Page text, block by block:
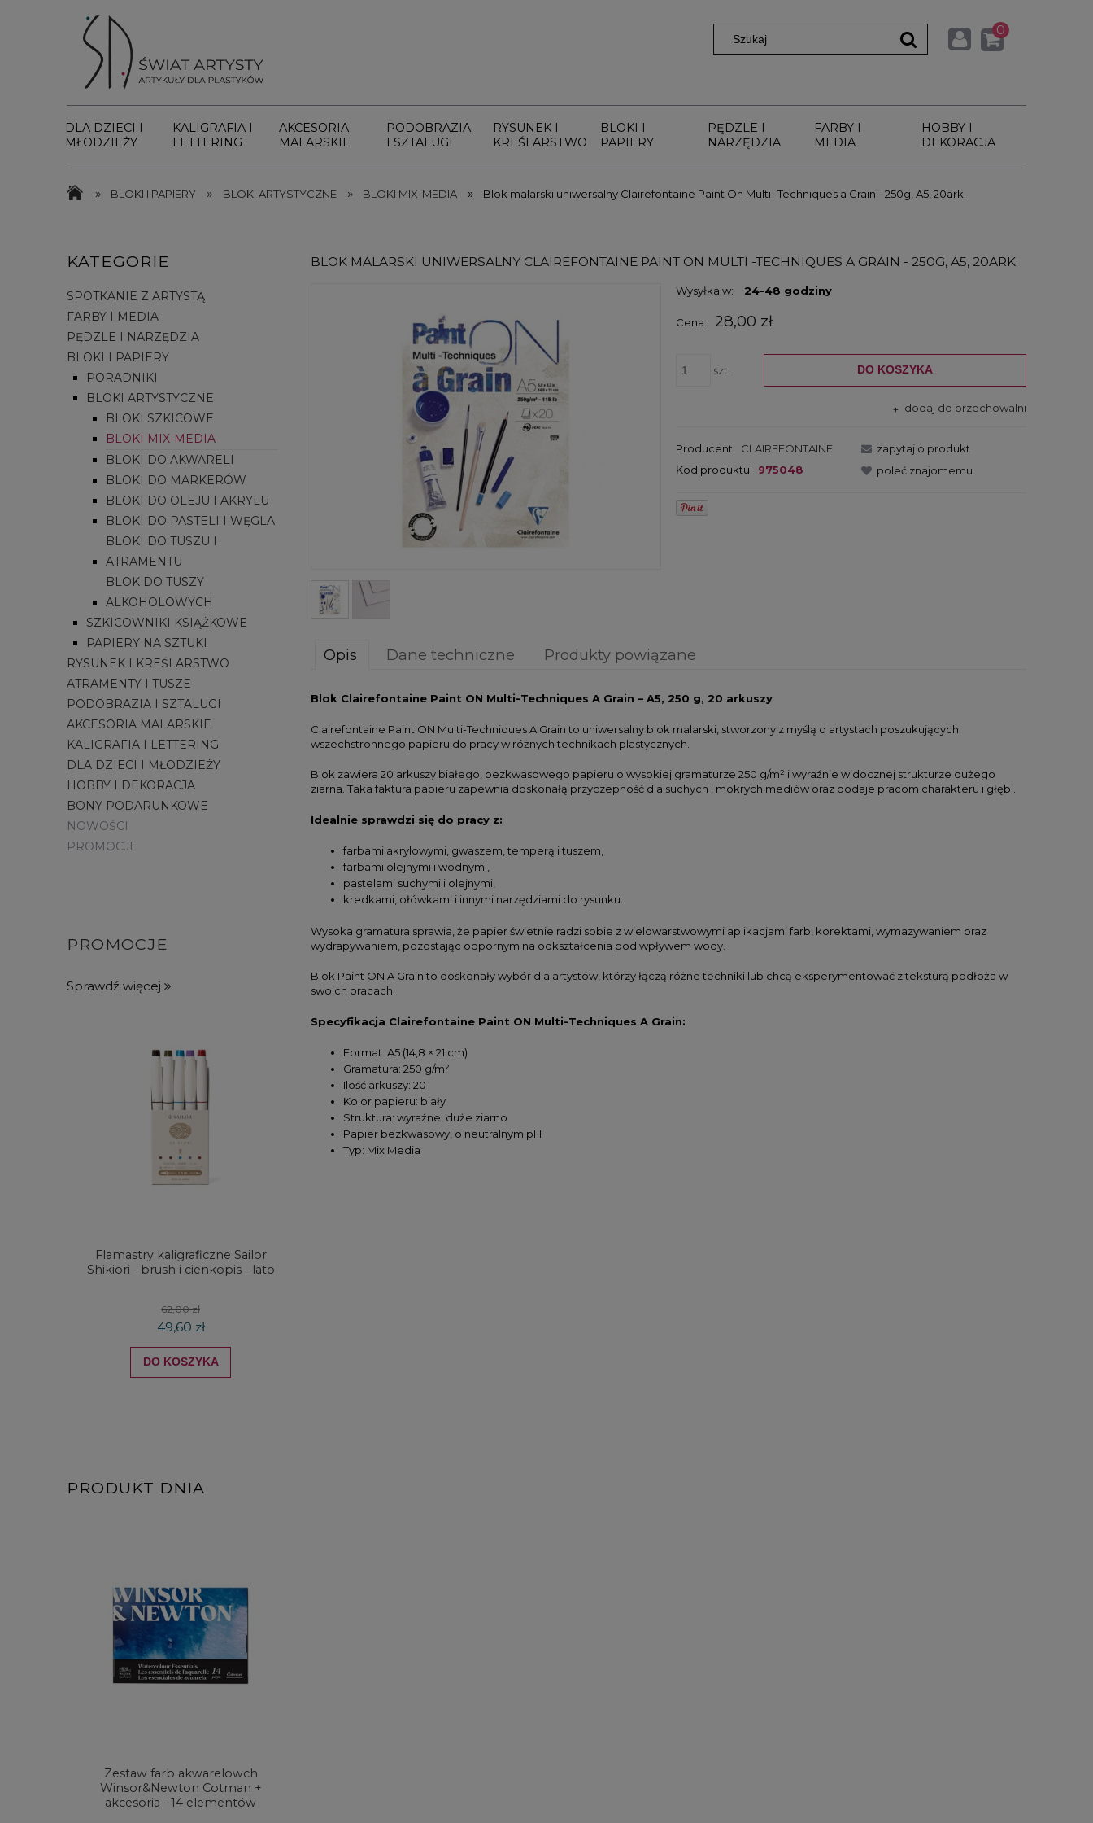
0
DLA DZIECI I
MŁODZIEŻY
KALIGRAFIA I
LETTERING
AKCESORIA
MALARSKIE
PODOBRAZIA
I SZTALUGI
RYSUNEK I
KREŚLARSTWO
BLOKI I
PAPIERY
PĘDZLE I
NARZĘDZIA
FARBY I
MEDIA
HOBBY I
DEKORACJA
» BLOKI I PAPIERY » BLOKI ARTYSTYCZNE » BLOKI MIX-MEDIA » Blok malarski uniwersalny Clairefontaine Paint On Multi -Techniques a Grain - 250g, A5, 20ark.
KATEGORIE
SPOTKANIE Z ARTYSTĄ
FARBY I MEDIA
PĘDZLE I NARZĘDZIA
BLOKI I PAPIERY
PORADNIKI
BLOKI ARTYSTYCZNE
BLOKI SZKICOWE
BLOKI MIX-MEDIA
BLOKI DO AKWARELI
BLOKI DO MARKERÓW
BLOKI DO OLEJU I AKRYLU
BLOKI DO PASTELI I WĘGLA
BLOKI DO TUSZU I
ATRAMENTU
BLOK DO TUSZY
ALKOHOLOWYCH
SZKICOWNIKI KSIĄŻKOWE
PAPIERY NA SZTUKI
RYSUNEK I KREŚLARSTWO
ATRAMENTY I TUSZE
PODOBRAZIA I SZTALUGI
AKCESORIA MALARSKIE
KALIGRAFIA I LETTERING
DLA DZIECI I MŁODZIEŻY
HOBBY I DEKORACJA
BONY PODARUNKOWE
NOWOŚCI
PROMOCJE
PROMOCJE
Sprawdź więcej
Flamastry kaligraficzne Sailor
Shikiori - brush i cienkopis - lato
62,00 zł
49,60 zł
DO KOSZYKA
PRODUKT DNIA
Zestaw farb akwarelowch
Winsor&Newton Cotman +
akcesoria - 14 elementów
BLOK MALARSKI UNIWERSALNY CLAIREFONTAINE PAINT ON MULTI -TECHNIQUES A GRAIN - 250G, A5, 20ARK.
Wysyłka w: 24-48 godziny
Cena: 28,00 zł
szt. DO KOSZYKA
dodaj do przechowalni
Producent: CLAIREFONTAINE
Kod produktu: 975048
zapytaj o produkt
poleć znajomemu
Opis Dane techniczne Produkty powiązane
Blok Clairefontaine Paint ON Multi-Techniques A Grain – A5, 250 g, 20 arkuszy
Clairefontaine Paint ON Multi-Techniques A Grain to uniwersalny blok malarski, stworzony z myślą o artystach poszukujących
wszechstronnego papieru do pracy w różnych technikach plastycznych.
Blok zawiera 20 arkuszy białego, bezkwasowego papieru o wysokiej gramaturze 250 g/m² i wyraźnie widocznej strukturze dużego
ziarna. Taka faktura papieru zapewnia doskonałą przyczepność dla suchych i mokrych mediów oraz dodaje pracom charakteru i głębi.
Idealnie sprawdzi się do pracy z:
farbami akrylowymi, gwaszem, temperą i tuszem,
farbami olejnymi i wodnymi,
pastelami suchymi i olejnymi,
kredkami, ołówkami i innymi narzędziami do rysunku.
Wysoka gramatura sprawia, że papier świetnie radzi sobie z wielowarstwowymi aplikacjami farb, korektami, wymazywaniem oraz
wydrapywaniem, pozostając odpornym na odkształcenia pod wpływem wody.
Blok Paint ON A Grain to doskonały wybór dla artystów, którzy łączą różne techniki lub chcą eksperymentować z teksturą podłoża w
swoich pracach.
Specyfikacja Clairefontaine Paint ON Multi-Techniques A Grain:
Format: A5 (14,8 × 21 cm)
Gramatura: 250 g/m²
Ilość arkuszy: 20
Kolor papieru: biały
Struktura: wyraźne, duże ziarno
Papier bezkwasowy, o neutralnym pH
Typ: Mix Media